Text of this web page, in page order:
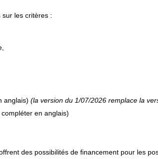
sur les critères :
anglais)(la version du 1/07/2026 remplace la
compléter en anglais)
des possibilités de financement pour les